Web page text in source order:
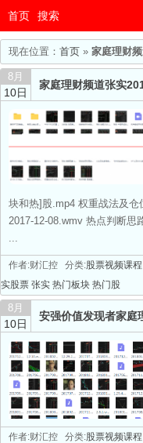
首页 搜索
现在位置： 首页 » 家庭理财
8月
10日
家庭理财频道张实
块和热]股.mp4 权重战法及
2017-12-08.wmv 热点判断思
...
作者:财汇控 分类:股票视频课程
实股票 张实 热门板块 热门股
8月
10日
安强价值发现者家庭
热点板块轮动系统课视频录音
作者:财汇控 分类:股票视频课程